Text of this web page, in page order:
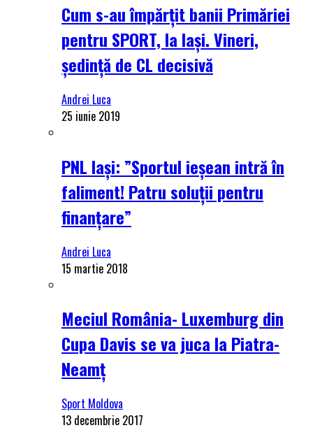
Cum s-au împărțit banii Primăriei
pentru SPORT, la Iași. Vineri,
ședință de CL decisivă
Andrei Luca
25 iunie 2019
PNL Iași: ”Sportul ieșean intră în
faliment! Patru soluții pentru
finanțare”
Andrei Luca
15 martie 2018
Meciul România- Luxemburg din
Cupa Davis se va juca la Piatra-
Neamț
Sport Moldova
13 decembrie 2017